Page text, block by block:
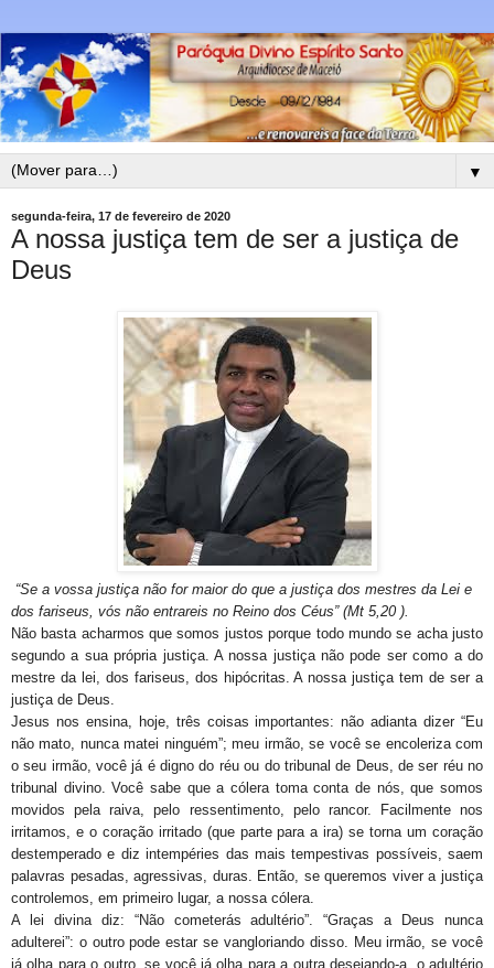
▼
segunda-feira, 17 de fevereiro de 2020
A nossa justiça tem de ser a justiça de
Deus
“Se a vossa justiça não for maior do que a justiça dos mestres da Lei e
dos fariseus, vós não entrareis no Reino dos Céus” (Mt 5,20 ).
Não basta acharmos que somos justos porque todo mundo se acha justo
segundo a sua própria justiça. A nossa justiça não pode ser como a do
mestre da lei, dos fariseus, dos hipócritas. A nossa justiça tem de ser a
justiça de Deus.
Jesus nos ensina, hoje, três coisas importantes: não adianta dizer “Eu
não mato, nunca matei ninguém”; meu irmão, se você se encoleriza com
o seu irmão, você já é digno do réu ou do tribunal de Deus, de ser réu no
tribunal divino. Você sabe que a cólera toma conta de nós, que somos
movidos pela raiva, pelo ressentimento, pelo rancor. Facilmente nos
irritamos, e o coração irritado (que parte para a ira) se torna um coração
destemperado e diz intempéries das mais tempestivas possíveis, saem
palavras pesadas, agressivas, duras. Então, se queremos viver a justiça
controlemos, em primeiro lugar, a nossa cólera.
A lei divina diz: “Não cometerás adultério”. “Graças a Deus nunca
adulterei”: o outro pode estar se vangloriando disso. Meu irmão, se você
já olha para o outro, se você já olha para a outra desejando-a, o adultério